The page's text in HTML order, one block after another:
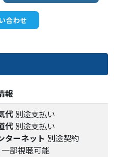
合わせ
報
代 別途支払い
代 別途支払い
ターネット 別途契約
一部視聴可能